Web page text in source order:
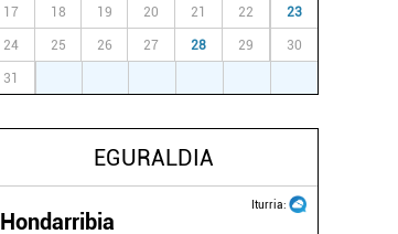
17 18 19 20 21 22 23
24 25 26 27 28 29 30
31
EGURALDIA
Iturria:
Hondarribia